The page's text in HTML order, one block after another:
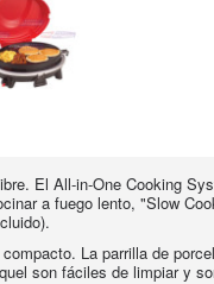
El All-in-One Cooking
a fuego lento, "Slow
La parrilla de
son fáciles de limpiar y